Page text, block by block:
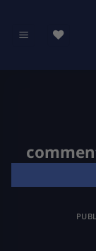
contenu